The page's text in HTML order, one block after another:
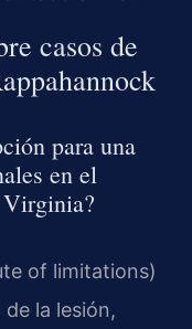
casos de
para una
en el
Virginia?
of limitations)
la lesión,